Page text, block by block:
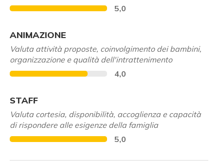
5,0
ANIMAZIONE
Valuta attività proposte, coinvolgimento dei bambini,
organizzazione e qualità dell'intrattenimento
4,0
STAFF
Valuta cortesia, disponibilità, accoglienza e capacità
di rispondere alle esigenze della famiglia
5,0